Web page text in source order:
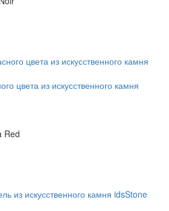
цвета из искусственного камня
Red